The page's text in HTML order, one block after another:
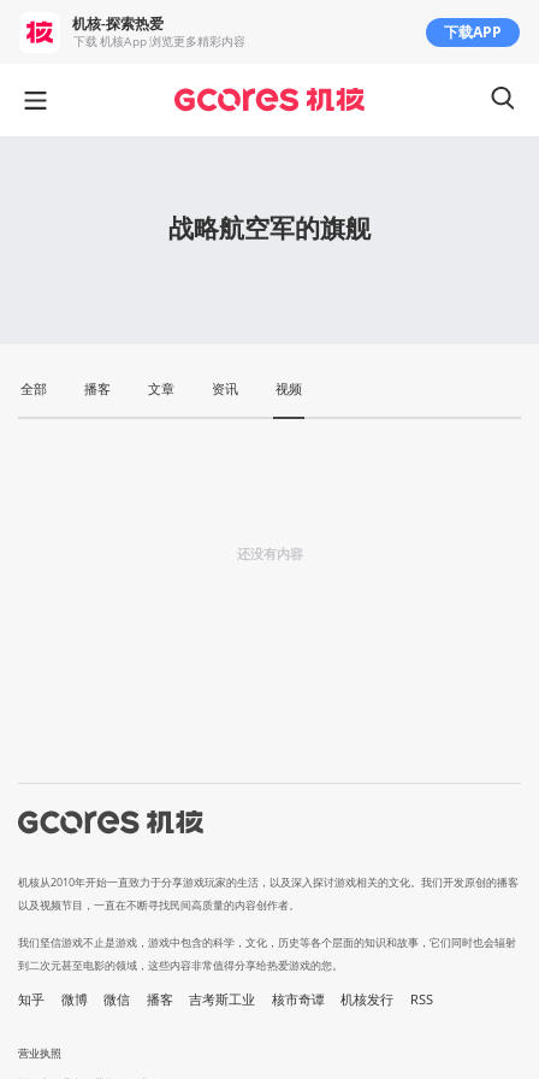
战略航空军的旗舰
全部 播客 文章 资讯 视频
还没有内容
机核从2010年开始一直致力于分享游戏玩家的生活，以及深入探讨游戏相关的文化。我们开发原创的播客
以及视频节目，一直在不断寻找民间高质量的内容创作者。
我们坚信游戏不止是游戏，游戏中包含的科学，文化，历史等各个层面的知识和故事，它们同时也会辐射
到二次元甚至电影的领域，这些内容非常值得分享给热爱游戏的您。
知乎 微博 微信 播客 吉考斯工业 核市奇谭 机核发行 RSS
营业执照
机核-探索热爱
下载 机核App 浏览更多精彩内容 下载APP